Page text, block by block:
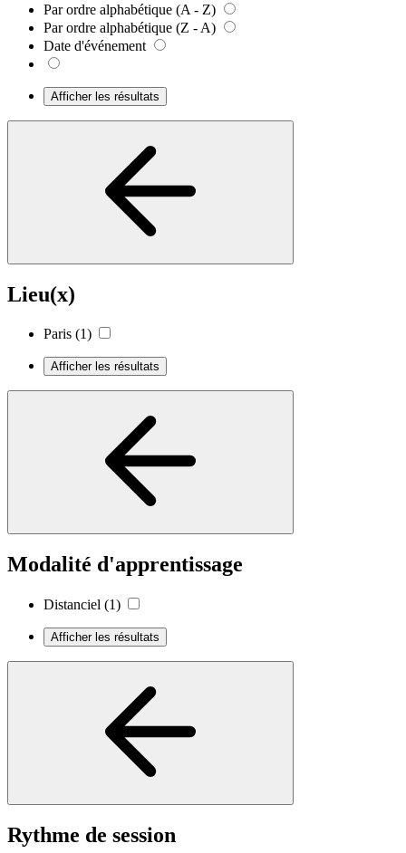
Par ordre alphabétique (A - Z)
Par ordre alphabétique (Z - A)
Date d'événement
Afficher les résultats
Lieu(x)
Paris (1)
Afficher les résultats
Modalité d'apprentissage
Distanciel (1)
Afficher les résultats
Rythme de session